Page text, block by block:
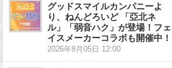
グッドスマイルカンパニーよ
り、ねんどろいど 「亞北ネ
ル」「弱音ハク」が登場！フェ
イスメーカーコラボも開催中！
2026年8月05日 12:00